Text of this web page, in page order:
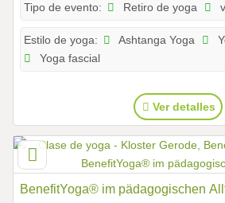
Tipo de evento: Retiro de yoga
Estilo de yoga: Ashtanga Yoga
Yoga fascial
Ver detalles
BenefitYoga® im pädagogischen